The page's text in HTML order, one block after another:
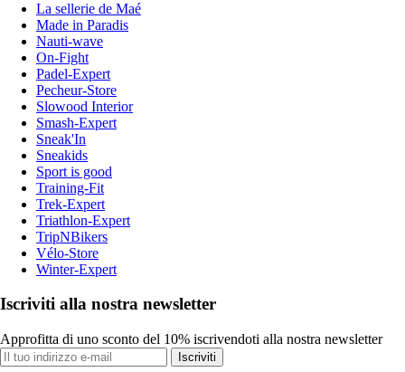
La sellerie de Maé
Made in Paradis
Nauti-wave
On-Fight
Padel-Expert
Pecheur-Store
Slowood Interior
Smash-Expert
Sneak'In
Sneakids
Sport is good
Training-Fit
Trek-Expert
Triathlon-Expert
TripNBikers
Vélo-Store
Winter-Expert
Iscriviti alla nostra newsletter
Approfitta di uno sconto del 10% iscrivendoti alla nostra newsletter
Iscriviti